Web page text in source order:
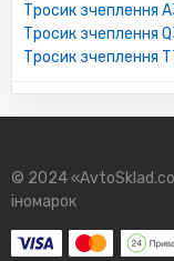
Тросик зчеплення
Тросик зчеплення
Тросик зчеплення
© 2024
іномарок